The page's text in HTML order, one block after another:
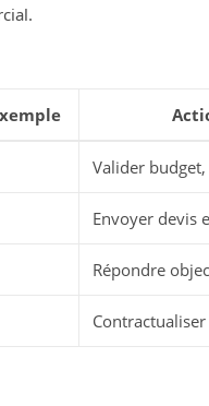
Valider
Envoyer devis
Répondre